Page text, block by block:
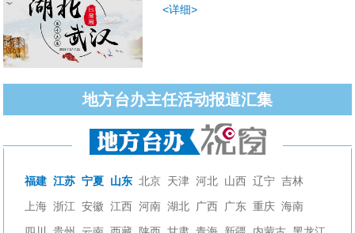
<详细>
地方台办主任活动报道汇集
福建 江苏 宁夏 山东 北京 天津 河北 山西 辽宁 吉林
上海 浙江 安徽 江西 河南 湖北 广西 广东 重庆 海南